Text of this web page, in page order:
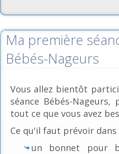
Ma première
Bébés-Nageurs
Vous allez bientôt
séance Bébés-
tout ce que vous avez
Ce qu'il faut prévoir dans
un bonnet pour